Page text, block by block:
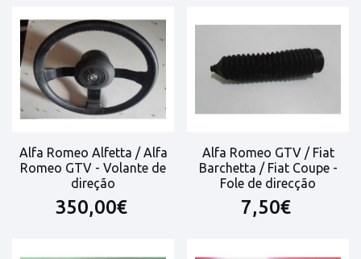
Alfa Romeo Alfetta / Alfa
Romeo GTV - Volante de
direção
350,00€
Alfa Romeo GTV / Fiat
Barchetta / Fiat Coupe -
Fole de direcção
7,50€